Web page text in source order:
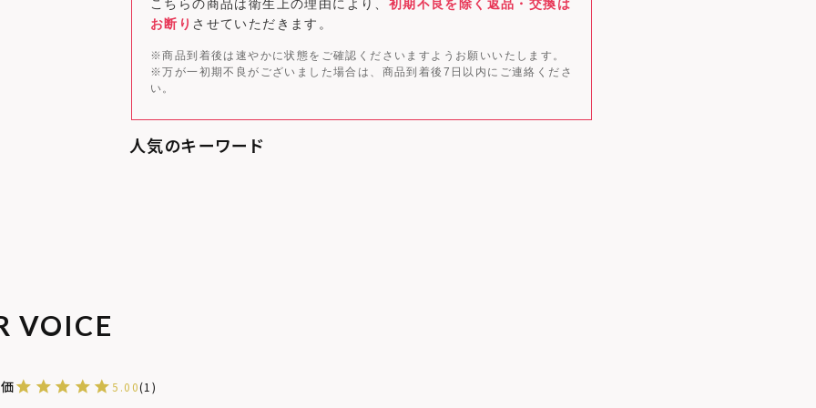
こちらの商品は衛生上の理由により、 初期不良を除く返品・交換は
お断り させていただきます。
※商品到着後は速やかに状態をご確認くださいますようお願いいたします。
※万が一初期不良がございました場合は、商品到着後7日以内にご連絡くださ
い。
VOICE
5.00 1